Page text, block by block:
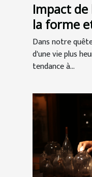
Impact
la forme
mâchoire
Dans notre
d'une vie plus
tendance à...